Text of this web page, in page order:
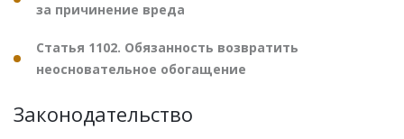
за причинение вреда
Статья 1102. Обязанность возвратить
неосновательное обогащение
Законодательство